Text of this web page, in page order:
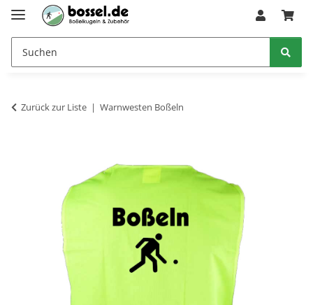
Zurück zur Liste Warnwesten Boßeln